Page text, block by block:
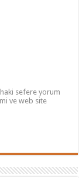
sefere yorum
ve web site